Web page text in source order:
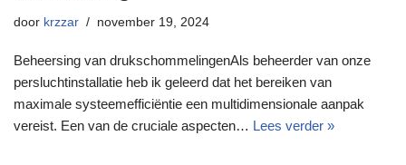
door krzzar november 19, 2024
Beheersing van drukschommelingenAls beheerder van onze
persluchtinstallatie heb ik geleerd dat het bereiken van
maximale systeemefficiëntie een multidimensionale aanpak
vereist. Een van de cruciale aspecten… Lees verder »